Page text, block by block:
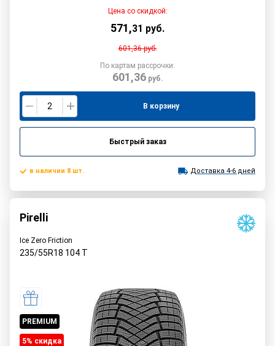
Цена со скидкой:
571,31 руб.
601,36руб.
По картам рассрочки:
601,36руб.
В корзину
Быстрый заказ
в наличии 8 шт. Доставка 4-6 дней
Pirelli
Ice Zero Friction
235/55R18 104 T
PREMIUM
5% cкидка